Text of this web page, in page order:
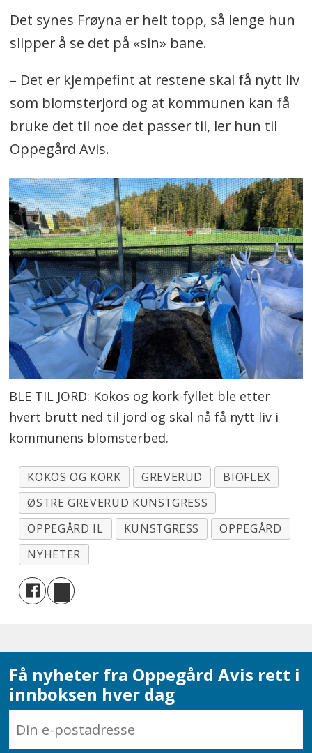
Det synes Frøyna er helt topp, så lenge hun
slipper å se det på «sin» bane.
– Det er kjempefint at restene skal få nytt liv
som blomsterjord og at kommunen kan få
bruke det til noe det passer til, ler hun til
Oppegård Avis.
BLE TIL JORD: Kokos og kork-fyllet ble etter
hvert brutt ned til jord og skal nå få nytt liv i
kommunens blomsterbed.
KOKOS OG KORK GREVERUD
BIOFLEX
ØSTRE GREVERUD KUNSTGRESS
OPPEGÅRD IL
KUNSTGRESS
OPPEGÅRD
NYHETER
Få nyheter fra Oppegård Avis rett i
innboksen hver dag